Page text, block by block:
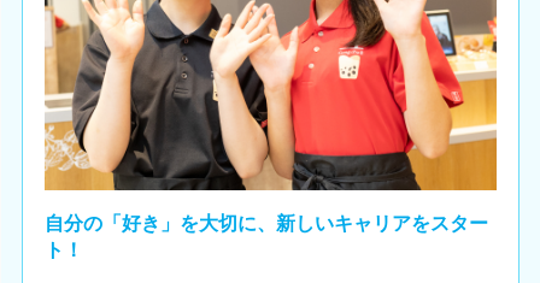
自分の「好き」を大切に、新しいキャリアをスター
ト！